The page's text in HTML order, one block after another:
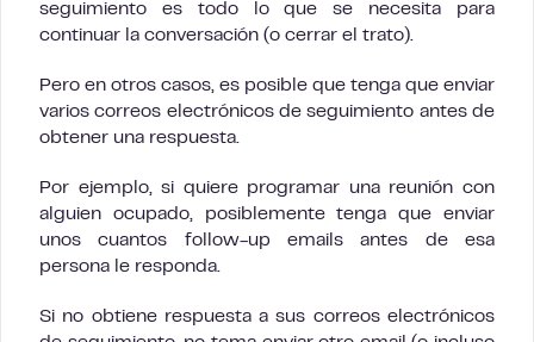
seguimiento es todo lo que se necesita para
continuar la conversación (o cerrar el trato).
Pero en otros casos, es posible que tenga que enviar
varios correos electrónicos de seguimiento antes de
obtener una respuesta.
Por ejemplo, si quiere programar una reunión con
alguien ocupado, posiblemente tenga que enviar
unos cuantos follow-up emails antes de esa
persona le responda.
Si no obtiene respuesta a sus correos electrónicos